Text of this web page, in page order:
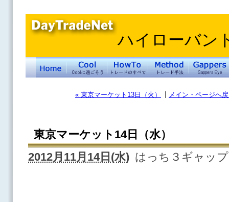
ハイローバン
« 東京マーケット13日（火） メイン・ページへ
東京マーケット14日（水）
2012月11月14日(水) はっち３ギャッ